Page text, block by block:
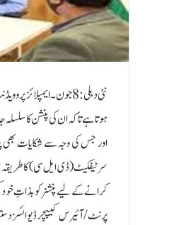
ہوتا ہے تاکہ ان کی پنشن کا
سرٹیفکیٹ (ڈی ایل سی) کا طریقہ
کرانے کے لیے پنشنر کو بذاتِ
پرنٹ/ آئیرس کیپچر ڈیوائسز